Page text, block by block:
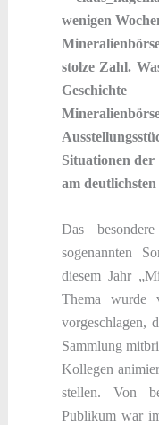
wenigen
stolze Zahl.
Situationen
am
Das
sogenannten
diesem Jahr
Thema wurde
vorgeschlagen,
Sammlung
Kollegen
stellen. Von
Publikum war